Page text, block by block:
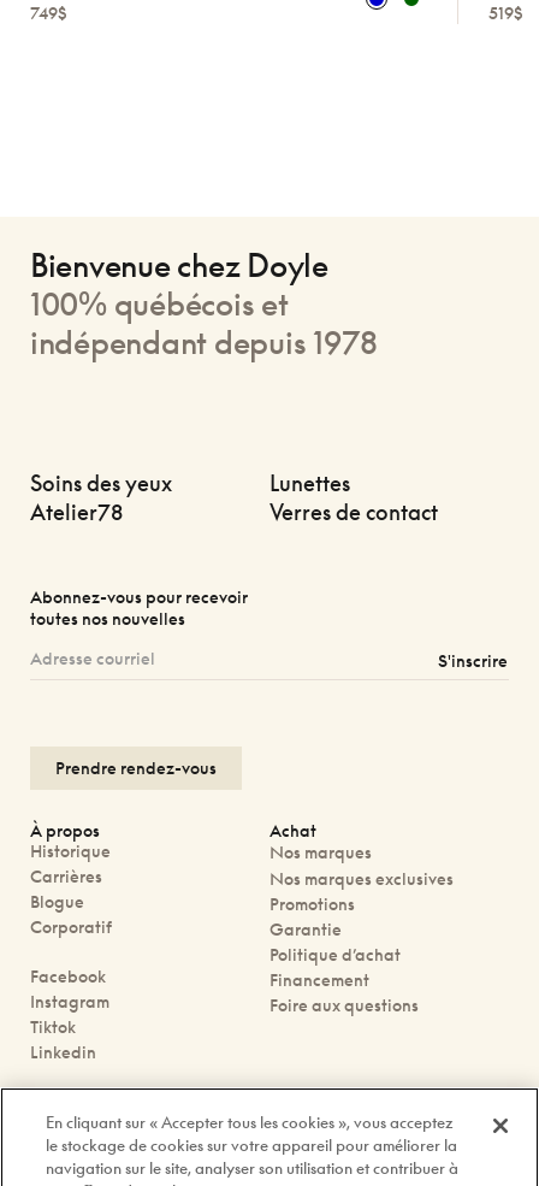
749$
519$
Bienvenue chez Doyle
100% québécois et
indépendant depuis 1978
Soins des yeux
Lunettes
Atelier78
Verres de contact
Abonnez-vous pour recevoir
toutes nos nouvelles
S'inscrire
Prendre rendez-vous
À propos
Historique
Carrières
Blogue
Corporatif
Facebook
Instagram
Tiktok
Linkedin
Prendre rendez-vous
Nos boutiques
Contactez-nous
Achat
Nos marques
Nos marques exclusives
Promotions
Garantie
Politique d’achat
Financement
Foire aux questions
En cliquant sur « Accepter tous les cookies », vous acceptez
le stockage de cookies sur votre appareil pour améliorer la
navigation sur le site, analyser son utilisation et contribuer à